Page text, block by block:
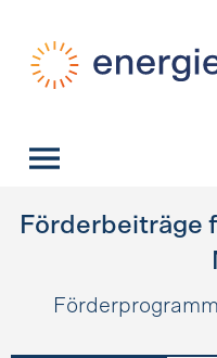
Förderbeiträge